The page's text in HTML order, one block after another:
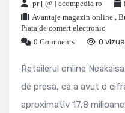
pr [ @ ] ecompedia ro
Avantaje magazin online ,
Piata de comert electronic
0 Comments
0
Retailerul online
de presa, ca a avut o
aproximativ 17,8